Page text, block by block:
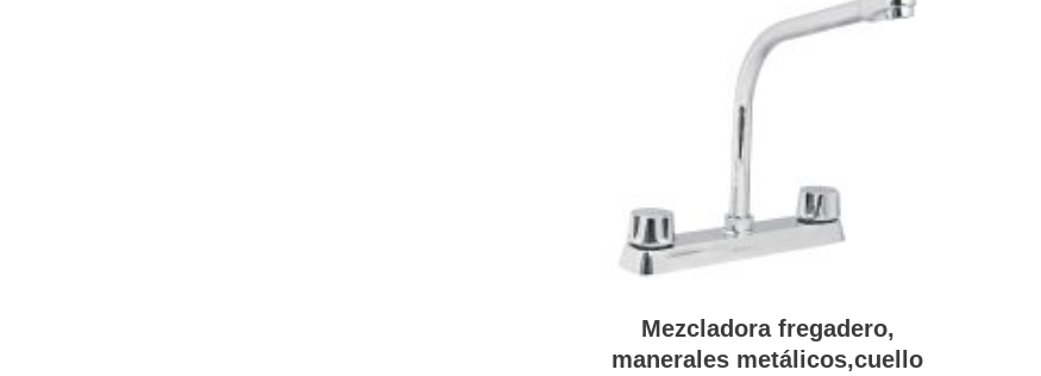
Mezcladora fregadero,
manerales metálicos,cuello